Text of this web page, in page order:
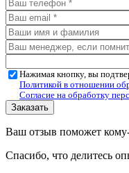
Нажимая кнопку, вы
Политикой в отношении
Согласие на обработку
Ваш отзыв поможет кому-
Спасибо, что делитесь